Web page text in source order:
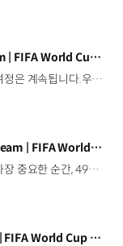
Forever 49th | 49th Team | FIFA World Cup 2026™
월드컵은 끝나지만, 우리의 여정은 계속됩니다.우리는 영원한 49번째 팀입니다. 자세히 보기 ▶ #Kia #InspirationConnectsUsAll #49thTeam #OMBC #FIFAWorldCup2026 유튜브 쇼츠 보기 >
Legends Verdict | 49th Team | FIFA World Cup 2026™
잊지 못할 여정을 돌아보며.가장 중요한 순간, 49번째 팀이 공을 건네며 완벽하게 임무를 해낸 그 순간을 함께 돌아봅니다. 자세히 보기 ▶ #Kia #InspirationConnectsUsAll #49thTeam #OMBC #FIFAWorldCup2026 유튜브 쇼츠 보기 >
Class of ’26 | 49th Team | FIFA World Cup 2026™